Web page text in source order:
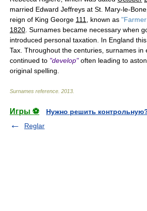
married Edward Jeffreys at St. Mary-le-
reign of King George 111 , known as
1820 . Surnames became necessary when
introduced personal taxation. In England
Tax. Throughout the centuries, surnames in
continued to "develop"often leading to
original spelling.
Surnames reference 2013
Игры ⚽
Нужно решить
Reglar